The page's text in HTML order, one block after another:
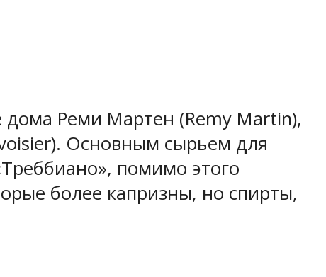
Реми Мартен (Remy Martin),
Основным сырьем для
помимо этого
более капризны, но спирты,